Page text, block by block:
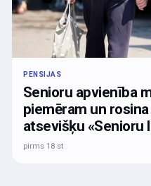
PENSIJAS
Senioru apvienība
piemēram un
atsevišķu «Senioru
pirms 18 st